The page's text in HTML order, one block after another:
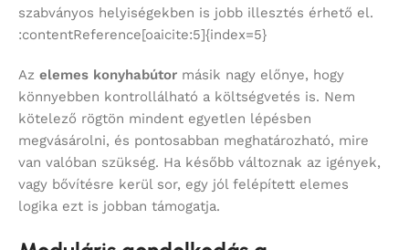
szabványos helyiségekben is jobb illesztés érhető el.
:contentReference[oaicite:5]{index=5}
Az elemes konyhabútor másik nagy előnye, hogy
könnyebben kontrollálható a költségvetés is. Nem
kötelező rögtön mindent egyetlen lépésben
megvásárolni, és pontosabban meghatározható, mire
van valóban szükség. Ha később változnak az igények,
vagy bővítésre kerül sor, egy jól felépített elemes
logika ezt is jobban támogatja.